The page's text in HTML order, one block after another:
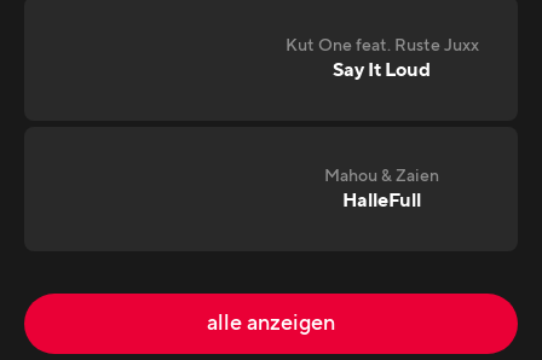
Kut One feat. Ruste Juxx
Say It Loud
Mahou & Zaien
HalleFull
alle anzeigen